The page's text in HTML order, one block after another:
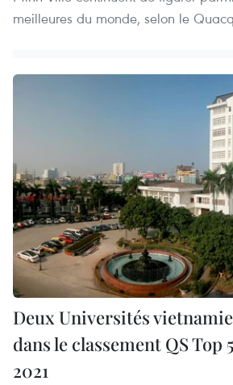
meilleures du monde, selon le
Deux Universités
dans le classement QS Top
2021